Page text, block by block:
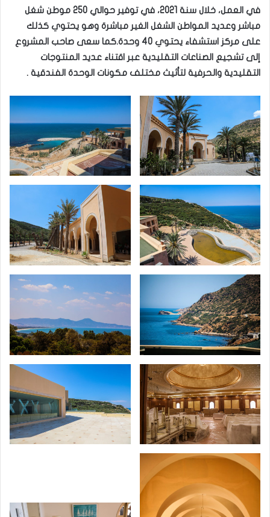
في العمل، خلال سنة 2021، في توفير حوالي 250 موطن شغل
مباشر وعديد المواطن الشغل الغير مباشرة وهو يحتوي كذلك
على مركز استشفاء يحتوي 40 وحدة.كما سعى صاحب المشروع
إلى تشجيع الصناعات التقليدية عبر اقتناء عديد المنتوجات
التقليدية والحرفية لتأثيث مختلف مكونات الوحدة الفندقية .